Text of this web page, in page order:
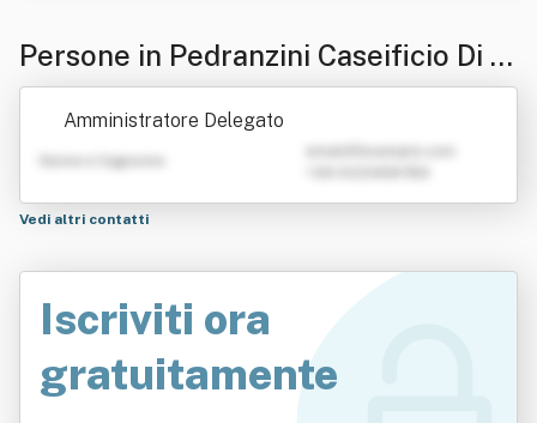
Persone in Pedranzini Caseificio Di B
ormio Srl
Amministratore Delegato
Nome e Cognome
Vedi altri contatti
Iscriviti ora
gratuitamente